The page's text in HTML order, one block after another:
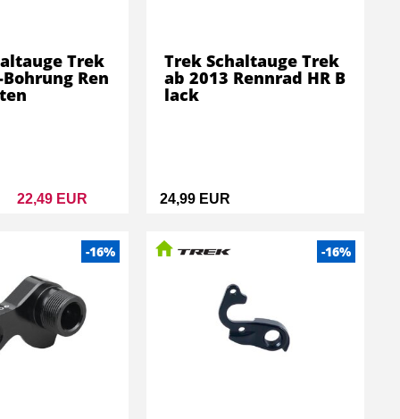
22,49 EUR
Trek
Ren
24,99 EUR
Trek Schaltauge Trek
ab 2013 Rennrad HR B
lack
-16% -16%